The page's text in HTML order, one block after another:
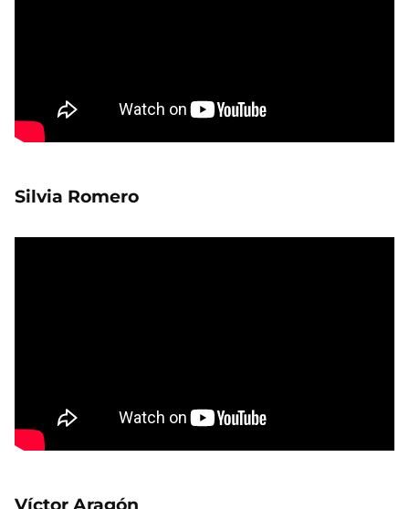
Silvia Romero
Víctor Aragón